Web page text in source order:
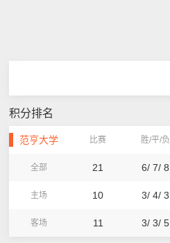
积分排名
范亨大学 比赛 胜/平/负
全部 21 6/ 7/ 8
主场 10 3/ 4/ 3
客场 11 3/ 3/ 5